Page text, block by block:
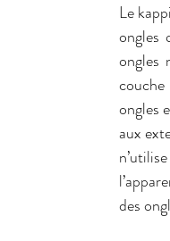
Le
ongles
ongles
ongles
aux
des